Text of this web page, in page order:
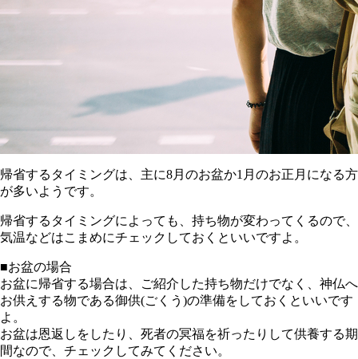
帰省するタイミングは、主に8月のお盆か1月のお正月になる方
が多いようです。
帰省するタイミングによっても、持ち物が変わってくるので、
気温などはこまめにチェックしておくといいですよ。
■お盆の場合
お盆に帰省する場合は、ご紹介した持ち物だけでなく、神仏へ
お供えする物である御供(ごくう)の準備をしておくといいです
よ。
お盆は恩返しをしたり、死者の冥福を祈ったりして供養する期
間なので、チェックしてみてください。